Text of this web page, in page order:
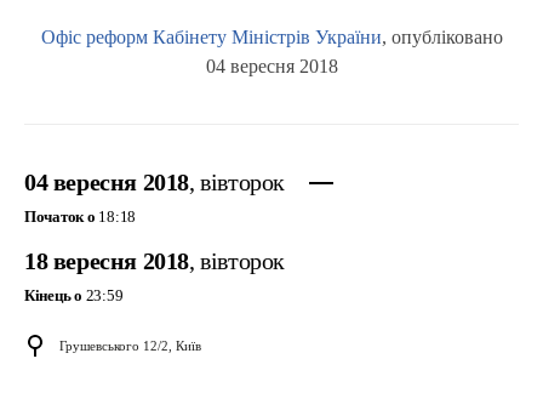
Офіс реформ Кабінету Міністрів України, опубліковано
04 вересня 2018
04 вересня 2018, вівторок
Початок о 18:18
18 вересня 2018, вівторок
Кінець о 23:59
Грушевського 12/2, Київ